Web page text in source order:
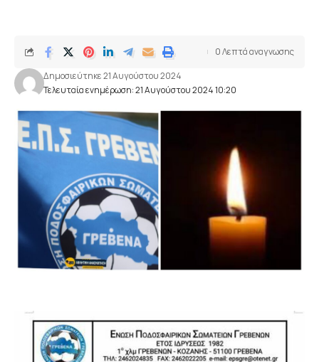
Τελευταία ενημέρωση: 21 Αυγούστου 2024 10:20
Δημοσιεύτηκε 21 Αυγούστου 2024
0 Λεπτά αναγνωσης